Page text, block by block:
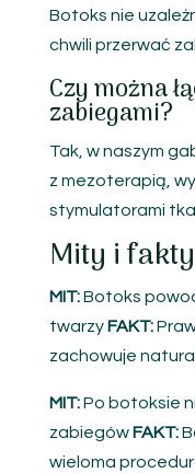
Botoks nie
chwili przerwać
Czy można
zabiegami?
Tak, w naszym
z mezoterapią,
stymulatorami
Mity i
MIT: Botoks
twarzy FAKT:
zachowuje
MIT: Po botoksie
zabiegów FAKT:
wieloma